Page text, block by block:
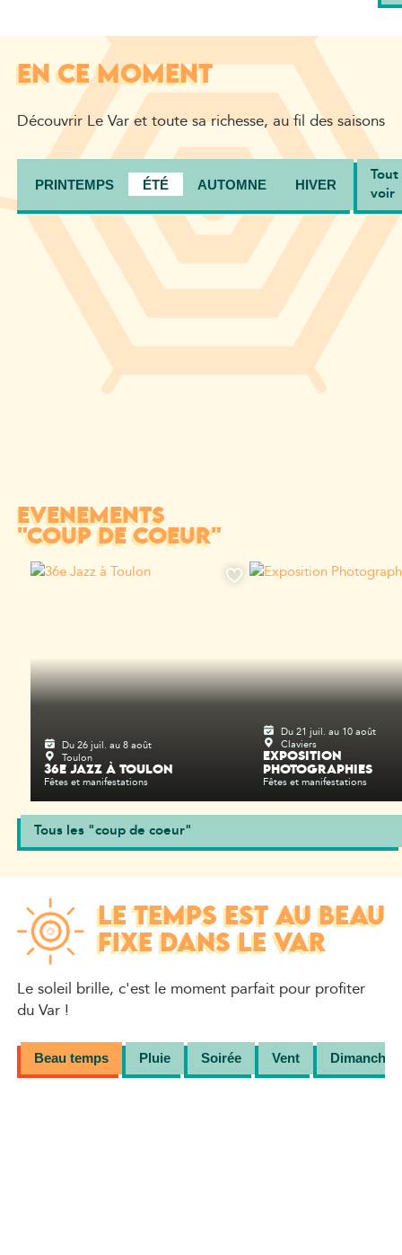
EN CE MOMENT
Découvrir Le Var et toute sa richesse, au fil des saisons
PRINTEMPS ÉTÉ AUTOMNE HIVER
Tout
voir
ÉVÈNEMENTS
"COUP DE COEUR"
Du 26 juil. au 8 août
Toulon
36E JAZZ À TOULON
Fêtes et manifestations
Du 21 juil. au 10 août
Claviers
EXPOSITION
PHOTOGRAPHIES
Fêtes et manifestations
Tous les "coup de coeur"
LE TEMPS EST AU BEAU
FIXE DANS LE VAR
Le soleil brille, c'est le moment parfait pour profiter
du Var !
Beau temps Pluie Soirée Vent Dimanche